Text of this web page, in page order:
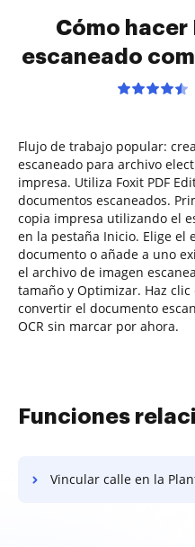
Cómo hacer
escaneado
Flujo de trabajo popular:
escaneado para archivo
impresa. Utiliza Foxit PDF
documentos escaneados.
copia impresa utilizando el
en la pestaña Inicio. Elige el
documento o añade a uno
el archivo de imagen
tamaño y Optimizar. Haz
convertir el documento
OCR sin marcar por ahora.
Funciones
Vincular calle en la Plantilla de Propuesta de Control